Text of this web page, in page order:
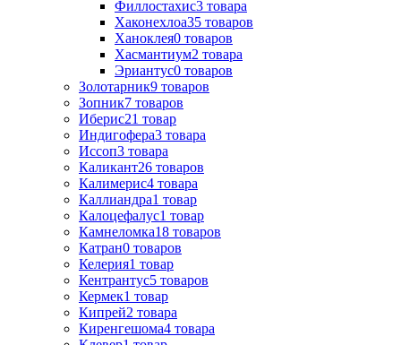
Филлостахис3 товара
Хаконехлоа35 товаров
Ханоклея0 товаров
Хасмантиум2 товара
Эриантус0 товаров
Золотарник9 товаров
Зопник7 товаров
Иберис21 товар
Индигофера3 товара
Иссоп3 товара
Каликант26 товаров
Калимерис4 товара
Каллиандра1 товар
Калоцефалус1 товар
Камнеломка18 товаров
Катран0 товаров
Келерия1 товар
Кентрантус5 товаров
Кермек1 товар
Кипрей2 товара
Киренгешома4 товара